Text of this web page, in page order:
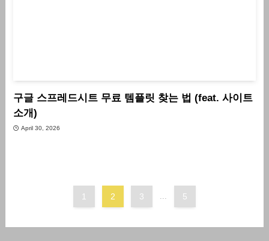
구글 스프레드시트 무료 템플릿 찾는 법 (feat. 사이트
소개)
April 30, 2026
1 2 3 ... 5